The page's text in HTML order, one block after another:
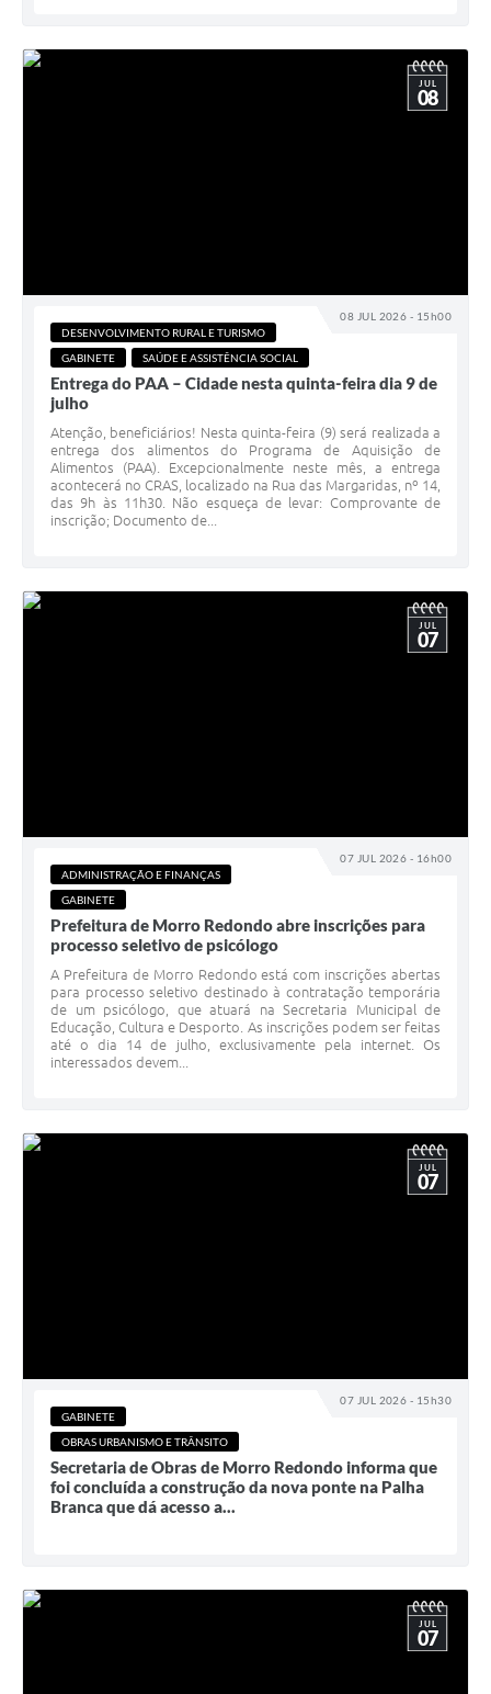
08 JUL 2026 - 15h00
JUL
08
DESENVOLVIMENTO RURAL E TURISMO
GABINETE
SAÚDE E ASSISTÊNCIA SOCIAL
Entrega do PAA – Cidade nesta quinta-feira dia 9 de
julho
Atenção, beneficiários! Nesta quinta-feira (9) será realizada a
entrega dos alimentos do Programa de Aquisição de
Alimentos (PAA). Excepcionalmente neste mês, a entrega
acontecerá no CRAS, localizado na Rua das Margaridas, nº 14,
das 9h às 11h30. Não esqueça de levar: Comprovante de
inscrição; Documento de...
07 JUL 2026 - 16h00
JUL
07
ADMINISTRAÇÃO E FINANÇAS
GABINETE
Prefeitura de Morro Redondo abre inscrições para
processo seletivo de psicólogo
A Prefeitura de Morro Redondo está com inscrições abertas
para processo seletivo destinado à contratação temporária
de um psicólogo, que atuará na Secretaria Municipal de
Educação, Cultura e Desporto. As inscrições podem ser feitas
até o dia 14 de julho, exclusivamente pela internet. Os
interessados devem...
07 JUL 2026 - 15h30
JUL
07
GABINETE
OBRAS URBANISMO E TRÂNSITO
Secretaria de Obras de Morro Redondo informa que
foi concluída a construção da nova ponte na Palha
Branca que dá acesso a...
JUL
07